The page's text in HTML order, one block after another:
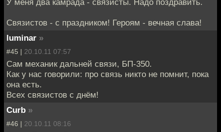
У меня два камрада - связисты. Надо поздравить.
Связистов - с праздником! Героям - вечная слава!
luminar »
#45 | 20.10.11 07:57
Сам механик дальней связи, БП-350.
Как у нас говорили: про связь никто не помнит, пока
она есть.
Всех связистов с днём!
Curb »
#46 | 20.10.11 08:16